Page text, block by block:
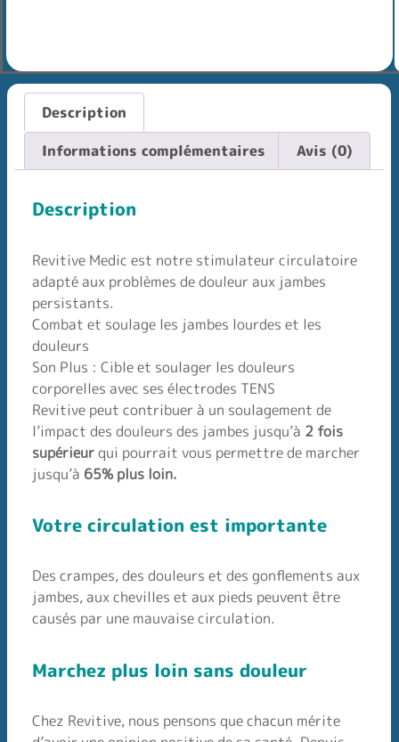
Description
Informations complémentaires
Avis (0)
Description
Revitive Medic est notre stimulateur circulatoire
adapté aux problèmes de douleur aux jambes
persistants.
Combat et soulage les jambes lourdes et les
douleurs
Son Plus : Cible et soulager les douleurs
corporelles avec ses électrodes TENS
Revitive peut contribuer à un soulagement de
l’impact des douleurs des jambes jusqu’à 2 fois
supérieurqui pourrait vous permettre de marcher
jusqu’à 65% plus loin.
Votre circulation est importante
Des crampes, des douleurs et des gonflements aux
jambes, aux chevilles et aux pieds peuvent être
causés par une mauvaise circulation.
Marchez plus loin sans douleur
Chez Revitive, nous pensons que chacun mérite